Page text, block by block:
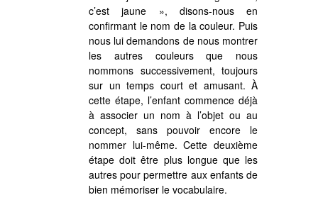
c’est jaune », disons-nous en
confirmant le nom de la couleur. Puis
nous lui demandons de nous montrer
les autres couleurs que nous
nommons successivement, toujours
sur un temps court et amusant. À
cette étape, l’enfant commence déjà
à associer un nom à l’objet ou au
concept, sans pouvoir encore le
nommer lui-même. Cette deuxième
étape doit être plus longue que les
autres pour permettre aux enfants de
bien mémoriser le vocabulaire.